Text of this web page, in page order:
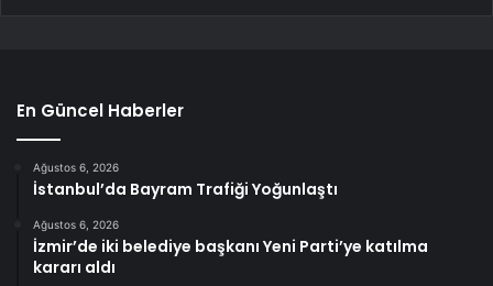
En Güncel Haberler
Ağustos 6, 2026
İstanbul’da Bayram Trafiği Yoğunlaştı
Ağustos 6, 2026
İzmir’de iki belediye başkanı Yeni Parti’ye katılma
kararı aldı